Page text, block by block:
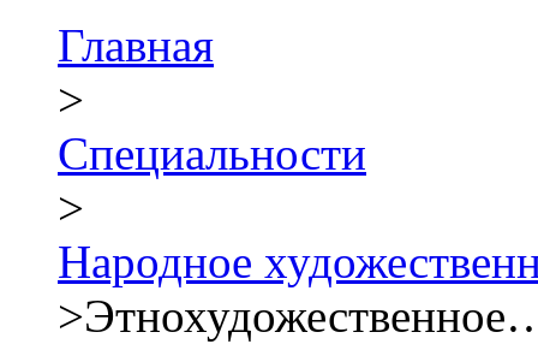
Главная
>
Специальности
>
Народное
>